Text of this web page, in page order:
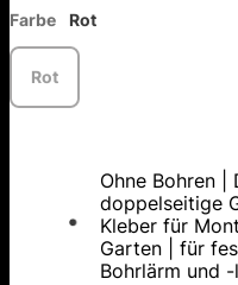
Farbe Rot
Rot
Ohne Bohren |
doppelseitige
Kleber für
Garten | für
Bohrlärm und